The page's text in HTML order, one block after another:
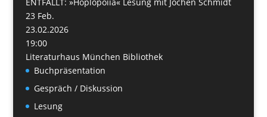
23 Feb.
23.02.2026
19:00
Literaturhaus München Bibliothek
Buchpräsentation
Gespräch / Diskussion
Lesung